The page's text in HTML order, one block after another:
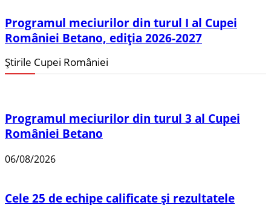
Programul meciurilor din turul I al Cupei
României Betano, ediția 2026-2027
Știrile Cupei României
Programul meciurilor din turul 3 al Cupei
României Betano
06/08/2026
Cele 25 de echipe calificate și rezultatele